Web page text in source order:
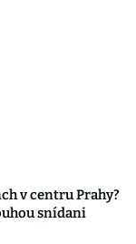
v centru Prahy?
snídani